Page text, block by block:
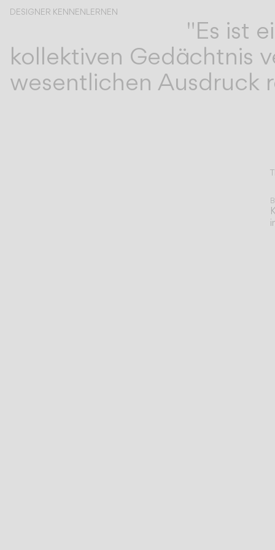
DESIGNER KENNENLERNEN
"Es ist
kollektiven Gedächtnis
wesentlichen Ausdruck